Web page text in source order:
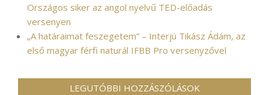
Országos siker az angol nyelvű TED-előadás
versenyen
„A határaimat feszegetem” – Interjú Tikász Ádám, az
első magyar férfi naturál IFBB Pro versenyzővel
LEGUTÓBBI HOZZÁSZÓLÁSOK